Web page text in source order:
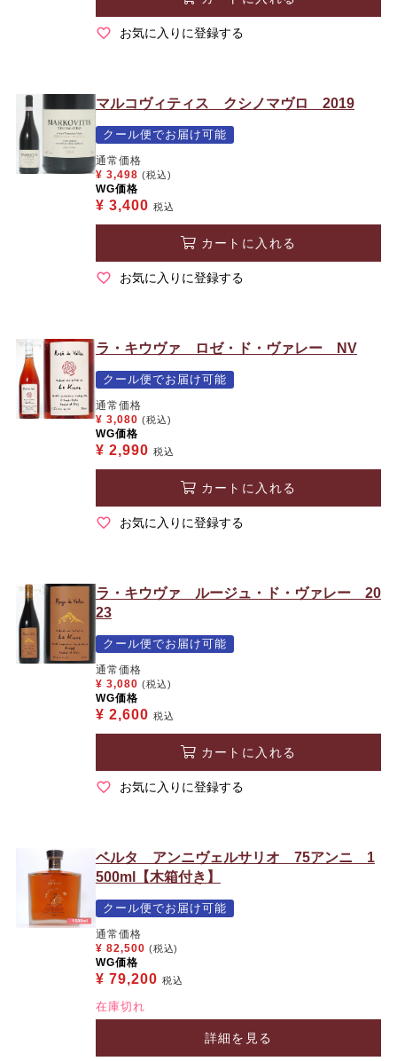
お気に入りに登録する
マルコヴィティス クシノマヴロ 2019
クール便でお届け可能
通常価格
¥ 3,498 (税込)
WG価格
¥ 3,400 税込
カートに入れる
お気に入りに登録する
ラ・キウヴァ ロゼ・ド・ヴァレー NV
クール便でお届け可能
通常価格
¥ 3,080 (税込)
WG価格
¥ 2,990 税込
カートに入れる
お気に入りに登録する
ラ・キウヴァ ルージュ・ド・ヴァレー 20
23
クール便でお届け可能
通常価格
¥ 3,080 (税込)
WG価格
¥ 2,600 税込
カートに入れる
お気に入りに登録する
ベルタ アンニヴェルサリオ 75アンニ 1
500ml【木箱付き】
クール便でお届け可能
通常価格
¥ 82,500 (税込)
WG価格
¥ 79,200 税込
在庫切れ
詳細を見る